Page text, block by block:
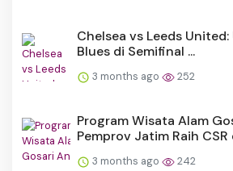
Chelsea vs Leeds
Blues di Semifinal ...
3 months ago 252
Program Wisata Alam
Pemprov Jatim Raih CSR
3 months ago 242